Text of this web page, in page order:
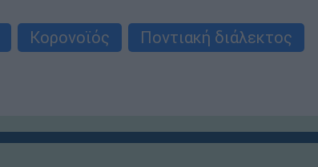
Κορονοϊός
Ποντιακή διάλεκτος